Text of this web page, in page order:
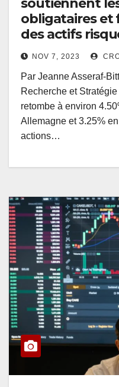
soutiennent
obligataires et
des actifs
NOV 7, 2023
Par Jeanne Asseraf-
Recherche et
retombe à environ
Allemagne et 3.25%
actions…